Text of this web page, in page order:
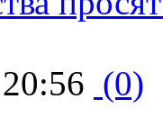
(0)